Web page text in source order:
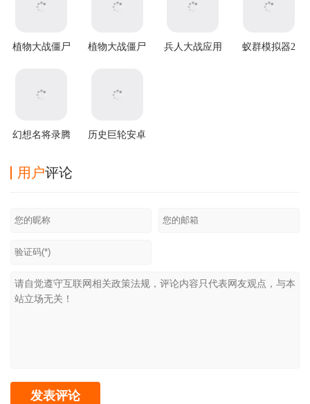
植物大战僵尸
植物大战僵尸
兵人大战应用
蚁群模拟器2
幻想名将录腾
历史巨轮安卓
用户评论